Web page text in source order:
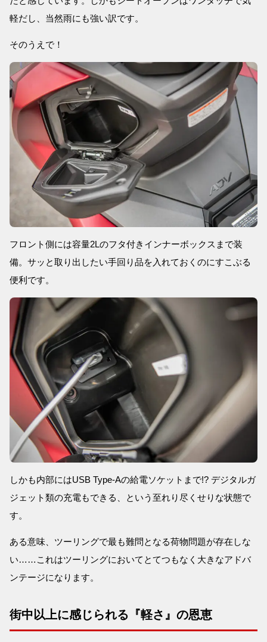
軽だし、当然雨にも強い訳です。
そのうえで！
フロント側には容量2Lのフタ付きインナーボックスまで装
備。サッと取り出したい手回り品を入れておくのにすこぶる
便利です。
しかも内部にはUSB Type-Aの給電ソケットまで!? デジタルガ
ジェット類の充電もできる、という至れり尽くせりな状態で
す。
ある意味、ツーリングで最も難問となる荷物問題が存在しな
い……これはツーリングにおいてとてつもなく大きなアドバ
ンテージになります。
街中以上に感じられる『軽さ』の恩恵